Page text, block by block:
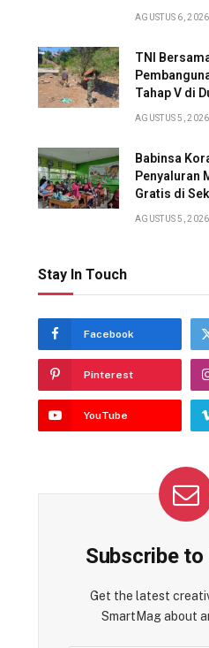
AGUSTUS 6, 2026
TNI
Tahap V di
AGUSTUS 5, 2026
Babinsa
Penyaluran
Gratis di
AGUSTUS 5, 2026
Stay In Touch
Facebook
Pinterest
YouTube
Subscribe to
Get the latest
SmartMag about